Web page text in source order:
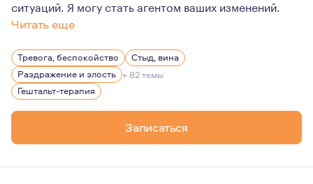
ситуаций. Я могу стать агентом ваших изменений.
Читать еще
Мои успехи в профессии, высокая устойчивость,
В последние годы активно работаю с молодыми,
Тревога, беспокойство
Стыд, вина
Раздражение и злость + 82 темы
Гештальт-терапия
Записаться